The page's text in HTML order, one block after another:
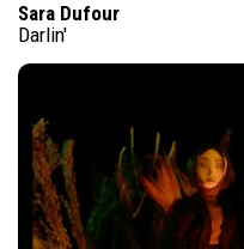
Sara Dufour
Darlin'